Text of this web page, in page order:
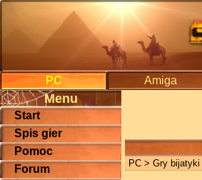
PC Amiga
Menu
Start
Spis gier
Pomoc
Forum
PC > Gry bijatyki